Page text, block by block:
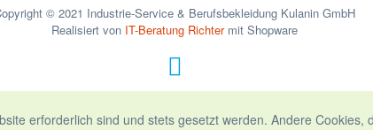
© 2021 Industrie-Service & Berufsbekleidung Kulanin GmbH
Realisiert von IT-Beratung Richtermit Shopware
erforderlich sind und stets gesetzt werden. Andere Cookies,